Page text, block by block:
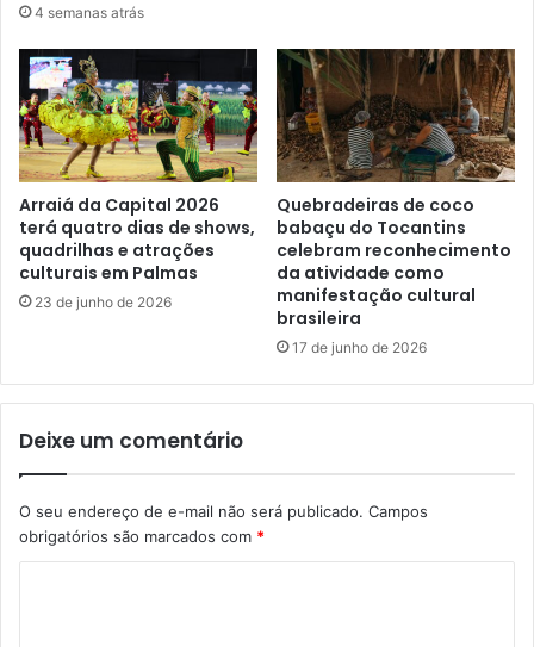
4 semanas atrás
Arraiá da Capital 2026
terá quatro dias de shows,
quadrilhas e atrações
culturais em Palmas
23 de junho de 2026
Quebradeiras de coco
babaçu do Tocantins
celebram reconhecimento
da atividade como
manifestação cultural
brasileira
17 de junho de 2026
Deixe um comentário
O seu endereço de e-mail não será publicado. Campos
obrigatórios são marcados com *